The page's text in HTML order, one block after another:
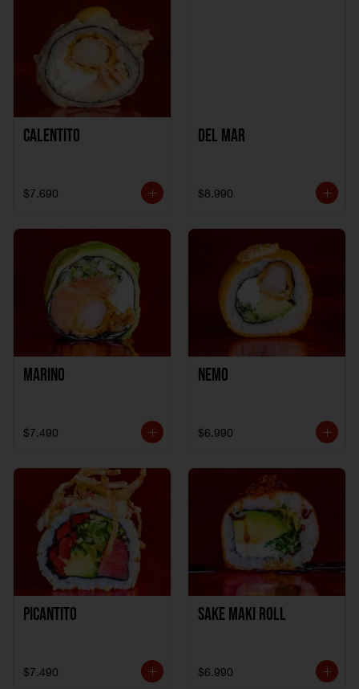
Calentito
$7.690
Del Mar
$8.990
Marino
$7.490
Nemo
$6.990
Picantito
$7.490
Sake Maki Roll
$6.990